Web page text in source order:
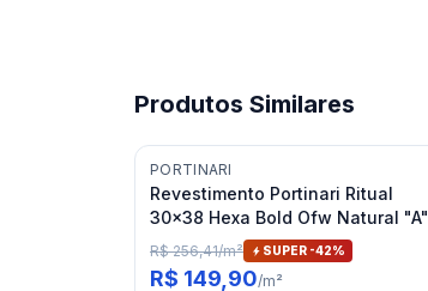
Produtos Similares
PORTINARI
Revestimento Portinari Ritual
30x38 Hexa Bold Ofw Natural "A"
R$ 256,41/m² SUPER -42%
R$ 149,90/m²